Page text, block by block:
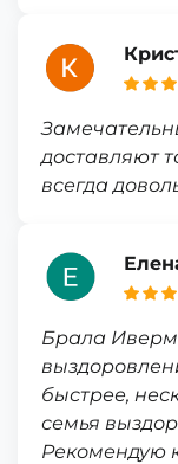
доставляют
всегда
Брала
быстрее,
семья
Рекомендую